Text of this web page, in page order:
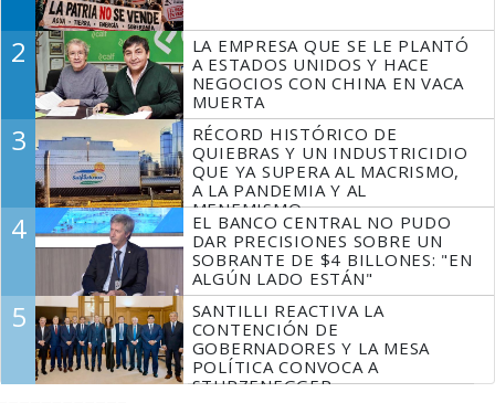
2
LA EMPRESA QUE SE LE PLANTÓ
A ESTADOS UNIDOS Y HACE
NEGOCIOS CON CHINA EN VACA
MUERTA
3
RÉCORD HISTÓRICO DE
QUIEBRAS Y UN INDUSTRICIDIO
QUE YA SUPERA AL MACRISMO,
A LA PANDEMIA Y AL
MENEMISMO
4
EL BANCO CENTRAL NO PUDO
DAR PRECISIONES SOBRE UN
SOBRANTE DE $4 BILLONES: "EN
ALGÚN LADO ESTÁN"
5
SANTILLI REACTIVA LA
CONTENCIÓN DE
GOBERNADORES Y LA MESA
POLÍTICA CONVOCA A
STURZENEGGER